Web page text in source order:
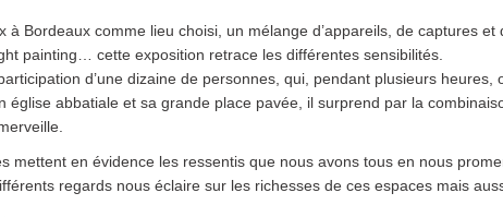
à Bordeaux comme lieu choisi, un mélange d’appareils, de captures
painting… cette exposition retrace les différentes sensibilités.
d’une dizaine de personnes, qui, pendant plusieurs heures,
église abbatiale et sa grande place pavée, il surprend par la
mettent en évidence les ressentis que nous avons tous en nous
regards nous éclaire sur les richesses de ces espaces mais